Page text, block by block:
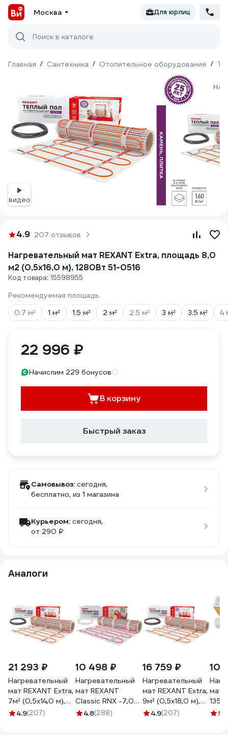
Москва Для юрлиц
Поиск в каталоге
Главная / Сантехника / Отопительное оборудование /
видео
4.9 207 отзывов
Нагревательный мат REXANT Extra, площадь 8,0
м2 (0,5x16,0 м), 1280Вт 51-0516
Код товара: 15598955
Рекомендуемая площадь
0.7 м²
1 м² 1.5 м² 2 м² 2.5 м² 3 м² 3.5 м² 4
22 996 ₽
Начислим 229 бонусов
В корзину
Быстрый заказ
Самовывоз: сегодня,
бесплатно, из 1 магазина
Курьером: сегодня,
от 290 ₽
Аналоги
21 293 ₽
Нагревательный
мат REXANT Extra,
7м² (0,5x14,0 м),
1120Вт 51-0514
4.9(207)
10 498 ₽
Нагревательный
мат REXANT
Classic RNX -7,0-
1050
4.8(288)
16 759 ₽
Нагревательный
мат REXANT Extra,
9м² (0,5x18,0 м),
1440Вт 51-0519
4.9(207)
10
мат
5